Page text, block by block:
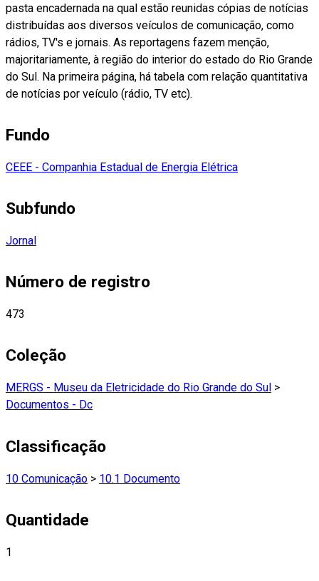
pasta encadernada na qual estão reunidas cópias de notícias
distribuídas aos diversos veículos de comunicação, como
rádios, TV's e jornais. As reportagens fazem menção,
majoritariamente, à região do interior do estado do Rio Grande
do Sul. Na primeira página, há tabela com relação quantitativa
de notícias por veículo (rádio, TV etc).
Fundo
CEEE - Companhia Estadual de Energia Elétrica
Subfundo
Jornal
Número de registro
473
Coleção
MERGS - Museu da Eletricidade do Rio Grande do Sul >
Documentos - Dc
Classificação
10 Comunicação > 10.1 Documento
Quantidade
1